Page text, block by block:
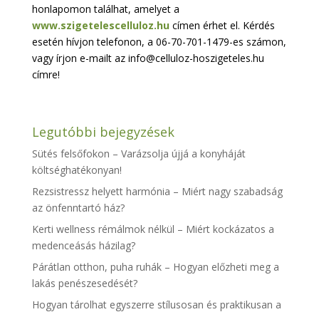
honlapomon találhat, amelyet a
www.szigetelescelluloz.hu címen érhet el. Kérdés
esetén hívjon telefonon, a 06-70-701-1479-es számon,
vagy írjon e-mailt az info@celluloz-hoszigeteles.hu
címre!
Legutóbbi bejegyzések
Sütés felsőfokon – Varázsolja újjá a konyháját
költséghatékonyan!
Rezsistressz helyett harmónia – Miért nagy szabadság
az önfenntartó ház?
Kerti wellness rémálmok nélkül – Miért kockázatos a
medenceásás házilag?
Párátlan otthon, puha ruhák – Hogyan előzheti meg a
lakás penészesedését?
Hogyan tárolhat egyszerre stílusosan és praktikusan a